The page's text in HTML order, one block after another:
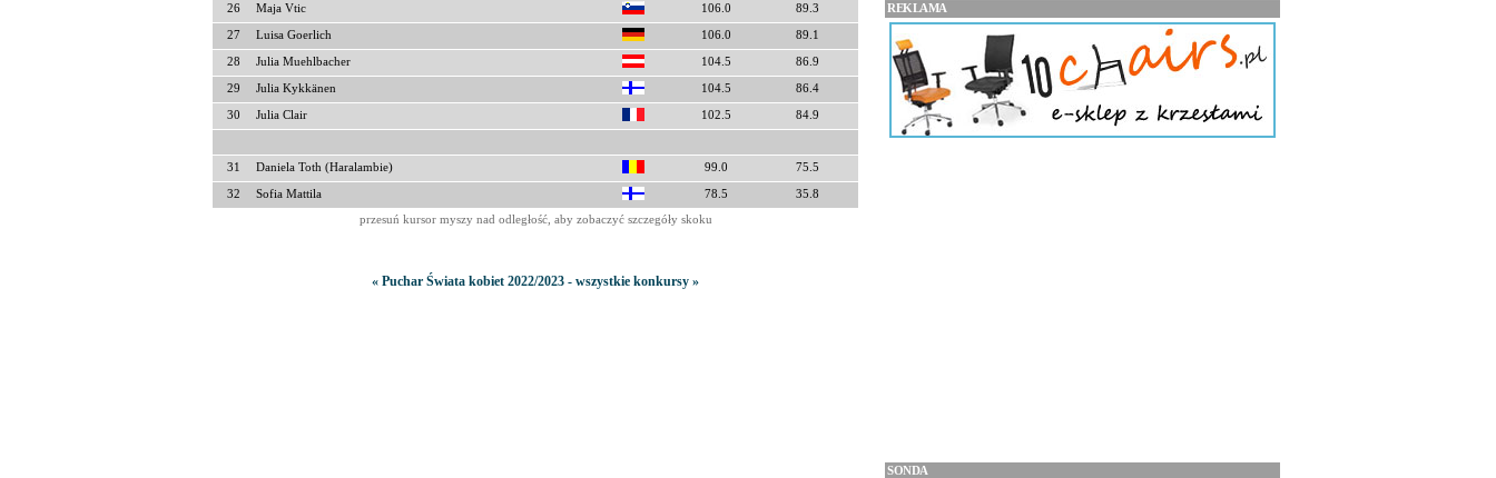
26 Maja Vtic 106.0 89.3
27 Luisa Goerlich 106.0 89.1
28 Julia Muehlbacher 104.5 86.9
29 Julia Kykkänen 104.5 86.4
30 Julia Clair 102.5 84.9
31 Daniela Toth (Haralambie) 99.0 75.5
32 Sofia Mattila 78.5 35.8
przesuń kursor myszy nad odległość, aby zobaczyć szczegóły skoku
« Puchar Świata kobiet 2022/2023 - wszystkie konkursy »
REKLAMA
SONDA